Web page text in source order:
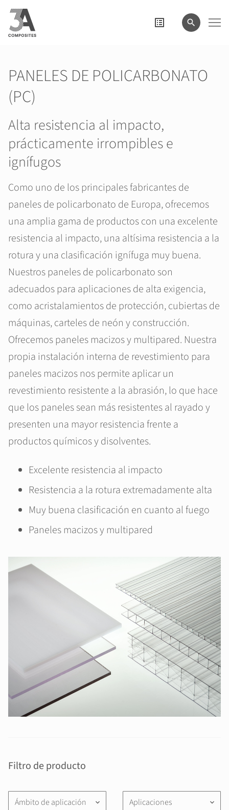
el
término
de
PANELES DE POLICARBONATO
(PC)
Alta resistencia al impacto,
prácticamente irrompibles e
ignífugos
Como uno de los principales fabricantes de
paneles de policarbonato de Europa, ofrecemos
una amplia gama de productos con una excelente
resistencia al impacto, una altísima resistencia a la
rotura y una clasificación ignífuga muy buena.
Nuestros paneles de policarbonato son
adecuados para aplicaciones de alta exigencia,
como acristalamientos de protección, cubiertas de
máquinas, carteles de neón y construcción.
Ofrecemos paneles macizos y multipared. Nuestra
propia instalación interna de revestimiento para
paneles macizos nos permite aplicar un
revestimiento resistente a la abrasión, lo que hace
que los paneles sean más resistentes al rayado y
presenten una mayor resistencia frente a
productos químicos y disolventes.
Excelente resistencia al impacto
Resistencia a la rotura extremadamente alta
Muy buena clasificación en cuanto al fuego
Paneles macizos y multipared
Filtro de producto
Ámbito de aplicación keyboard_arrow_down Aplicaciones keyboard_arrow_down